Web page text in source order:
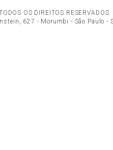
OS DIREITOS RESERVADOS
627 - Morumbi - São Paulo -